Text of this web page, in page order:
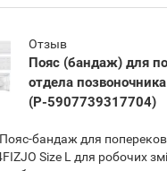
Отзыв
Пояс (бандаж) для
отдела
(P-5907739317704)
бандаж для
Size L для робочих